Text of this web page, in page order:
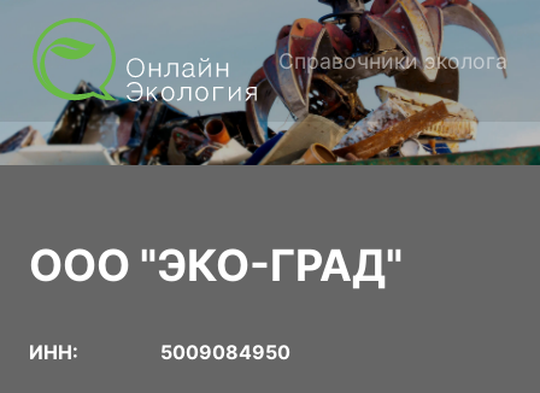
Справочники эколога
ООО "ЭКО-ГРАД"
ИНН: 5009084950